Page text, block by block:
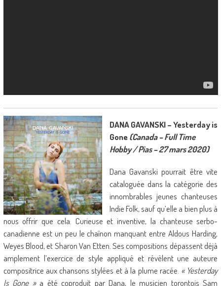
DANA GAVANSKI – Yesterday is
Gone(Canada – Full Time
Hobby / Pias – 27 mars 2020)
Dana Gavanski pourrait être vite
cataloguée dans la catégorie des
innombrables jeunes chanteuses
Indie Folk, sauf qu’elle a bien plus à
nous offrir que cela. Curieuse et inventive, la chanteuse serbo-
canadienne est un peu le chaînon manquant entre Aldous Harding,
Weyes Blood, et Sharon Van Etten. Ses compositions dépassent déjà
amplement l’exercice de style appliqué et révèlent une auteure
compositrice aux chansons stylées et à la plume racée. « Yesterday
Is Gone »a été coproduit par Dana, le musicien torontois Sam